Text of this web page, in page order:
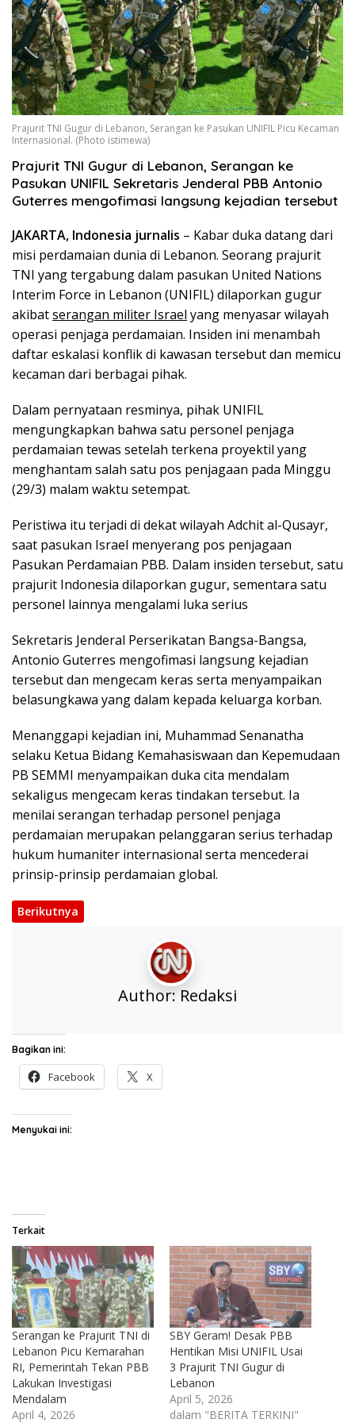
Prajurit TNI Gugur di Lebanon, Serangan ke Pasukan UNIFIL Picu Kecaman
Internasional. (Photo istimewa)
Prajurit TNI Gugur di Lebanon, Serangan ke
Pasukan UNIFIL Sekretaris Jenderal PBB Antonio
Guterres mengofimasi langsung kejadian tersebut
JAKARTA, Indonesia jurnalis – Kabar duka datang dari
misi perdamaian dunia di Lebanon. Seorang prajurit
TNI yang tergabung dalam pasukan United Nations
Interim Force in Lebanon (UNIFIL) dilaporkan gugur
akibatserangan militer Israel yang menyasar wilayah
operasi penjaga perdamaian. Insiden ini menambah
daftar eskalasi konflik di kawasan tersebut dan memicu
kecaman dari berbagai pihak.
Dalam pernyataan resminya, pihak UNIFIL
mengungkapkan bahwa satu personel penjaga
perdamaian tewas setelah terkena proyektil yang
menghantam salah satu pos penjagaan pada Minggu
(29/3) malam waktu setempat.
Peristiwa itu terjadi di dekat wilayah Adchit al-Qusayr,
saat pasukan Israel menyerang pos penjagaan
Pasukan Perdamaian PBB. Dalam insiden tersebut, satu
prajurit Indonesia dilaporkan gugur, sementara satu
personel lainnya mengalami luka serius
Sekretaris Jenderal Perserikatan Bangsa-Bangsa,
Antonio Guterres mengofimasi langsung kejadian
tersebut dan mengecam keras serta menyampaikan
belasungkawa yang dalam kepada keluarga korban.
Menanggapi kejadian ini, Muhammad Senanatha
selaku Ketua Bidang Kemahasiswaan dan Kepemudaan
PB SEMMI menyampaikan duka cita mendalam
sekaligus mengecam keras tindakan tersebut. Ia
menilai serangan terhadap personel penjaga
perdamaian merupakan pelanggaran serius terhadap
hukum humaniter internasional serta mencederai
prinsip-prinsip perdamaian global.
Berikutnya
Author:Redaksi
Bagikan ini:
Facebook X
Menyukai ini:
Terkait
Serangan ke Prajurit TNI di
Lebanon Picu Kemarahan
RI, Pemerintah Tekan PBB
Lakukan Investigasi
Mendalam
April 4, 2026
SBY Geram! Desak PBB
Hentikan Misi UNIFIL Usai
3 Prajurit TNI Gugur di
Lebanon
April 5, 2026
dalam "BERITA TERKINI"